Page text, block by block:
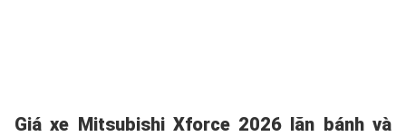
Giá xe Mitsubishi Xforce 2026 lăn bánh và